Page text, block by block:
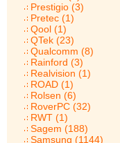
Prestigio (3)
Pretec (1)
Qool (1)
QTek (23)
Qualcomm (8)
Rainford (3)
Realvision (1)
ROAD (1)
Rolsen (6)
RoverPC (32)
RWT (1)
Sagem (188)
Samsung (1144)